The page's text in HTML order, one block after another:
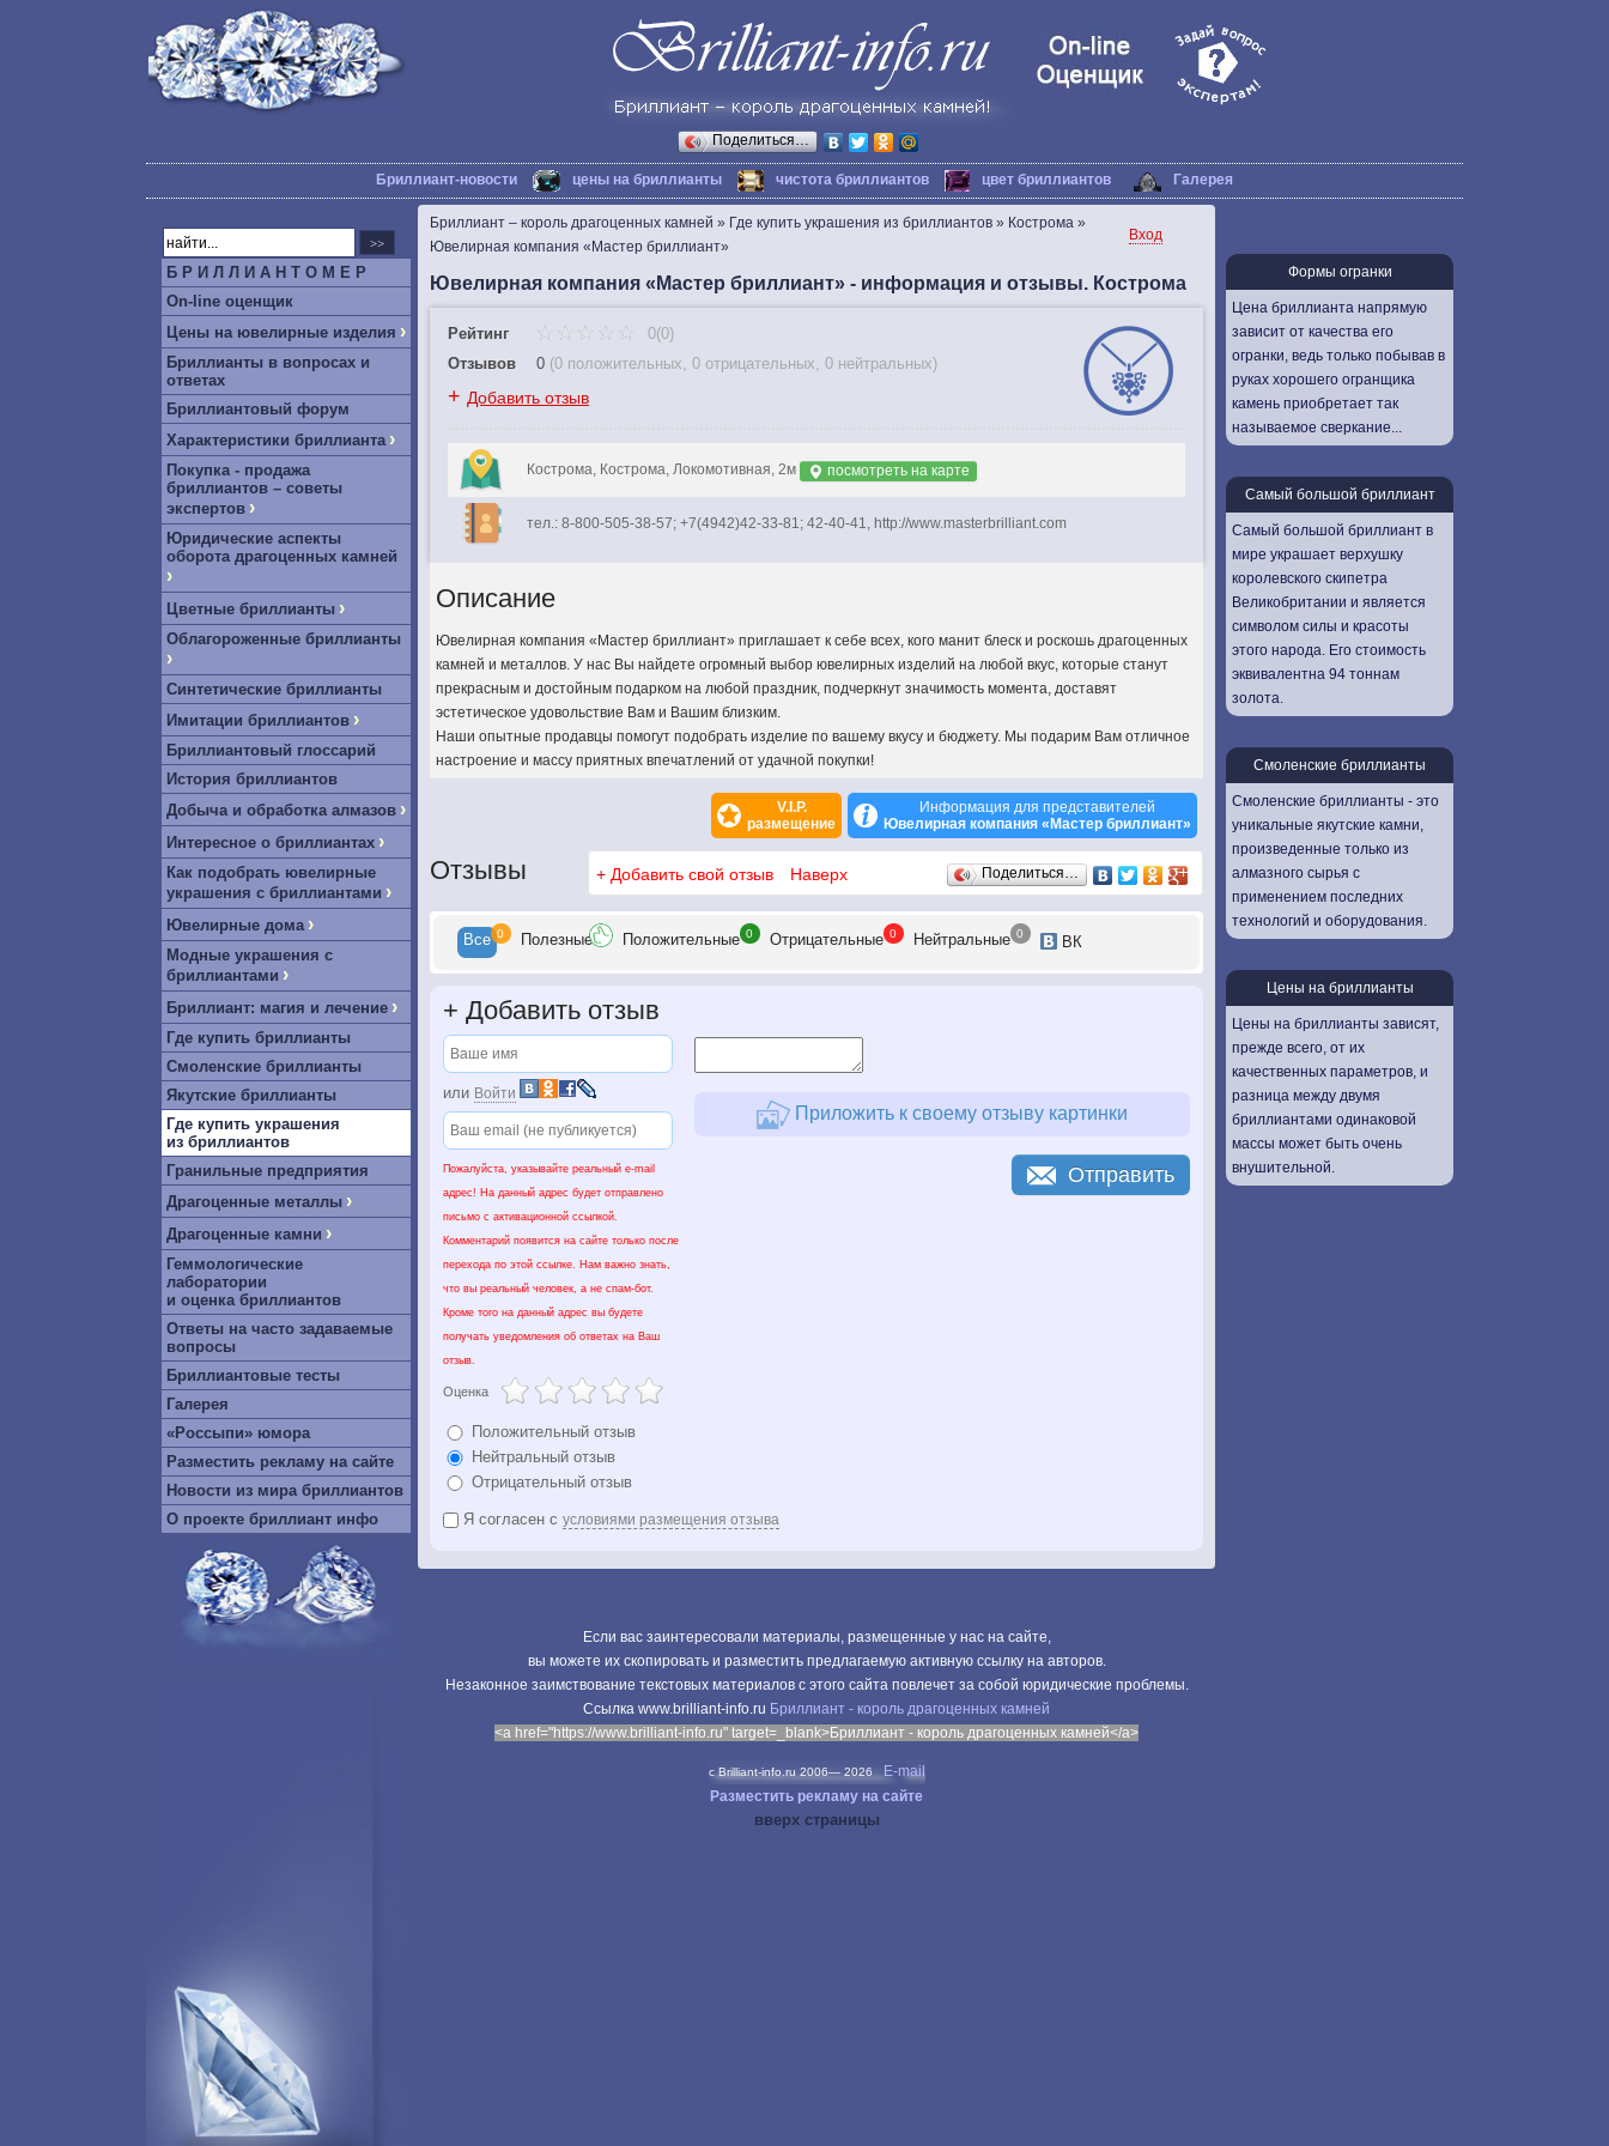
Поделиться…
Бриллиант-новости цены на бриллианты чистота бриллиантов цвет бриллиантов Галерея
Б Р И Л Л И А Н Т О М Е Р
On-line оценщик
Цены на ювелирные изделия ›
Бриллианты в вопросах и
ответах
Бриллиантовый форум
Характеристики бриллианта ›
Покупка - продажа
бриллиантов – советы
экспертов ›
Юридические аспекты
оборота драгоценных камней
›
Цветные бриллианты ›
Облагороженные бриллианты
›
Синтетические бриллианты
Имитации бриллиантов ›
Бриллиантовый глоссарий
История бриллиантов
Добыча и обработка алмазов ›
Интересное о бриллиантах ›
Как подобрать ювелирные
украшения с бриллиантами ›
Ювелирные дома ›
Модные украшения с
бриллиантами ›
Бриллиант: магия и лечение ›
Где купить бриллианты
Смоленские бриллианты
Якутские бриллианты
Где купить украшения
из бриллиантов
Гранильные предприятия
Драгоценные металлы ›
Драгоценные камни ›
Геммологические
лаборатории
и оценка бриллиантов
Ответы на часто задаваемые
вопросы
Бриллиантовые тесты
Галерея
«Россыпи» юмора
Разместить рекламу на сайте
Новости из мира бриллиантов
О проекте бриллиант инфо
Бриллиант – король драгоценных камней » Где купить украшения из бриллиантов » Кострома »
Ювелирная компания «Мастер бриллиант»
Вход
Ювелирная компания «Мастер бриллиант» - информация и отзывы. Кострома
Рейтинг
0(0)
Отзывов
0 (0 положительных, 0 отрицательных, 0 нейтральных)
+ Добавить отзыв
Кострома, Кострома, Локомотивная, 2м посмотреть на карте
тел.: 8-800-505-38-57; +7(4942)42-33-81; 42-40-41, http://www.masterbrilliant.com
Описание
Ювелирная компания «Мастер бриллиант» приглашает к себе всех, кого манит блеск и роскошь драгоценных
камней и металлов. У нас Вы найдете огромный выбор ювелирных изделий на любой вкус, которые станут
прекрасным и достойным подарком на любой праздник, подчеркнут значимость момента, доставят
эстетическое удовольствие Вам и Вашим близким.
Наши опытные продавцы помогут подобрать изделие по вашему вкусу и бюджету. Мы подарим Вам отличное
настроение и массу приятных впечатлений от удачной покупки!
V.I.P.
размещение
Информация для представителей
Ювелирная компания «Мастер бриллиант»
Отзывы + Добавить свой отзыв Наверх Поделиться…
Все 0 Полезные Положительные 0 Отрицательные 0 Нейтральные 0 ВК
+ Добавить отзыв
или Войти
Пожалуйста, указывайте реальный e-mail
адрес! На данный адрес будет отправлено
письмо с активационной ссылкой.
Комментарий появится на сайте только после
перехода по этой ссылке. Нам важно знать,
что вы реальный человек, а не спам-бот.
Кроме того на данный адрес вы будете
получать уведомления об ответах на Ваш
отзыв.
Оценка
Положительный отзыв
Нейтральный отзыв
Отрицательный отзыв
Приложить к своему отзыву картинки
Я согласен с условиями размещения отзыва
Отправить
Если вас заинтересовали материалы, размещенные у нас на сайте,
вы можете их скопировать и разместить предлагаемую активную ссылку на авторов.
Незаконное заимствование текстовых материалов с этого сайта повлечет за собой юридические проблемы.
Cсылка www.brilliant-info.ru Бриллиант - король драгоценных камней
<a href="https://www.brilliant-info.ru" target=_blank>Бриллиант - король драгоценных камней</a>
c Brilliant-info.ru 2006— 2026
E-mail
Разместить рекламу на сайте
вверх страницы
Формы огранки
Цена бриллианта напрямую
зависит от качества его
огранки, ведь только побывав в
руках хорошего огранщика
камень приобретает так
называемое сверкание...
Самый большой бриллиант
Самый большой бриллиант в
мире украшает верхушку
королевского скипетра
Великобритании и является
символом силы и красоты
этого народа. Его стоимость
эквивалентна 94 тоннам
золота.
Смоленские бриллианты
Смоленские бриллианты - это
уникальные якутские камни,
произведенные только из
алмазного сырья с
применением последних
технологий и оборудования.
Цены на бриллианты
Цены на бриллианты зависят,
прежде всего, от их
качественных параметров, и
разница между двумя
бриллиантами одинаковой
массы может быть очень
внушительной.